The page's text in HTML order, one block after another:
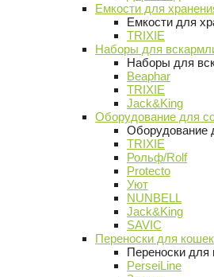
Емкости для
Емкости для
TRIXIE
Наборы для
Наборы для
Beaphar
TRIXIE
Jack&King
Оборудование для
Оборудование
TRIXIE
Рольф/Rolf
Protecto
Уют
NUNBELL
Jack&King
SAVIC
Переноски для
Переноски для
PerseiLine